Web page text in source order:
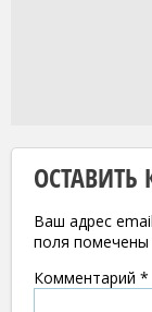
Ваш адрес
поля помечены
Комментарий *